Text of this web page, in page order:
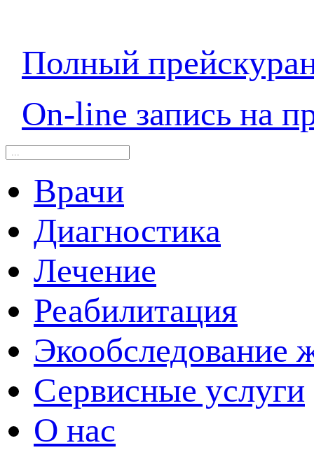
Полный
On-line запись на
Врачи
Диагностика
Лечение
Реабилитация
Экообследование
Сервисные услуги
О нас